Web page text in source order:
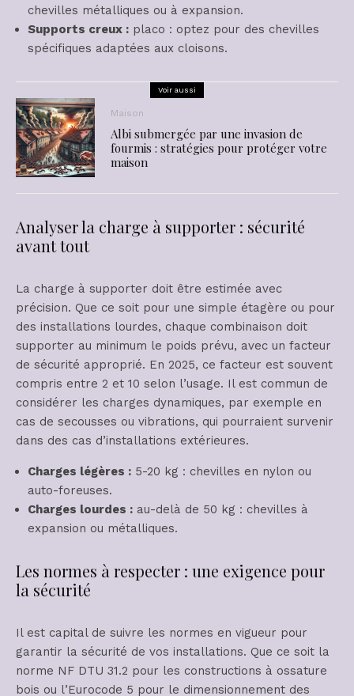
chevilles métalliques ou à expansion.
Supports creux : placo : optez pour des chevilles
spécifiques adaptées aux cloisons.
Voir aussi
Maison
Albi submergée par une invasion de
fourmis : stratégies pour protéger votre
maison
Analyser la charge à supporter : sécurité
avant tout
La charge à supporter doit être estimée avec
précision. Que ce soit pour une simple étagère ou pour
des installations lourdes, chaque combinaison doit
supporter au minimum le poids prévu, avec un facteur
de sécurité approprié. En 2025, ce facteur est souvent
compris entre 2 et 10 selon l’usage. Il est commun de
considérer les charges dynamiques, par exemple en
cas de secousses ou vibrations, qui pourraient survenir
dans des cas d’installations extérieures.
Charges légères : 5-20 kg : chevilles en nylon ou
auto-foreuses.
Charges lourdes : au-delà de 50 kg : chevilles à
expansion ou métalliques.
Les normes à respecter : une exigence pour
la sécurité
Il est capital de suivre les normes en vigueur pour
garantir la sécurité de vos installations. Que ce soit la
norme NF DTU 31.2 pour les constructions à ossature
bois ou l’Eurocode 5 pour le dimensionnement des